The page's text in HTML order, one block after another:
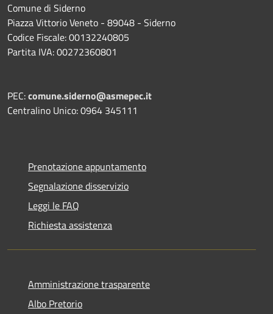
Comune di Siderno
Piazza Vittorio Veneto - 89048 - Siderno
Codice Fiscale: 00132240805
Partita IVA: 00272360801
PEC:comune.siderno@asmepec.it
Centralino Unico: 0964 345111
Prenotazione appuntamento
Segnalazione disservizio
Leggi le FAQ
Richiesta assistenza
Amministrazione trasparente
Albo Pretorio